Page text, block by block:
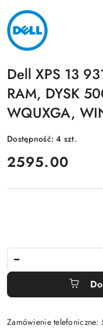
NAZWA
PRODUCENTA:
DELL
Dell XPS 13
RAM, DYSK
WQUXGA,
Dostępność:4 szt.
cena:
2595.00
Zamówienie telefoniczne: